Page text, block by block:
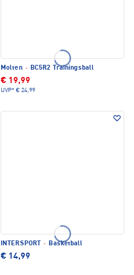
Molten · BC5R2 Trainingsball
€ 19,99
UVP* € 24,99
INTERSPORT · Basketball
€ 14,99